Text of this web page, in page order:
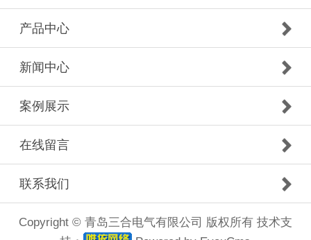
产品中心
新闻中心
案例展示
在线留言
联系我们
Copyright © 青岛三合电气有限公司 版权所有 技术支